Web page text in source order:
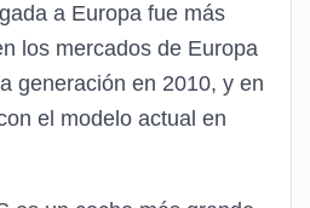
a Europa fue más
los mercados de Europa
generación en 2010, y en
el modelo actual en